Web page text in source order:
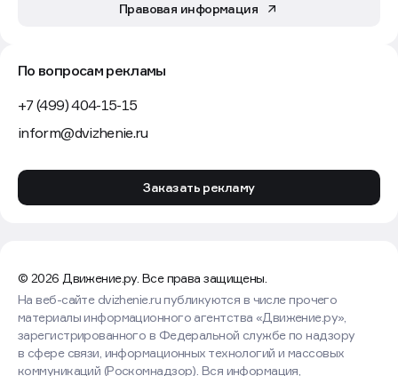
Правовая информация
По вопросам рекламы
+7 (499) 404-15-15
inform@dvizhenie.ru
Заказать рекламу
© 2026 Движение.ру. Все права защищены.
На веб-сайте dvizhenie.ru публикуются в числе прочего
материалы информационного агентства «Движение.ру»,
зарегистрированного в Федеральной службе по надзору
в сфере связи, информационных технологий и массовых
коммуникаций (Роскомнадзор). Вся информация,